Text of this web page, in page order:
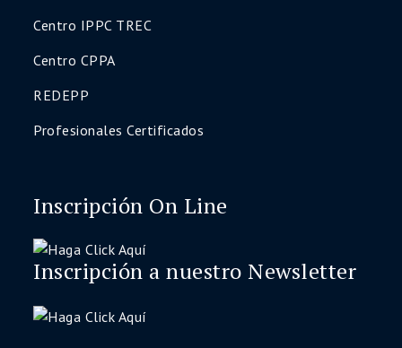
Centro IPPC TREC
Centro CPPA
REDEPP
Profesionales Certificados
Inscripción On Line
Inscripción a nuestro Newsletter